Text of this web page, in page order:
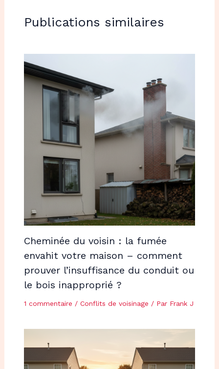
Publications similaires
Cheminée du voisin : la fumée
envahit votre maison – comment
prouver l’insuffisance du conduit ou
le bois inapproprié ?
1 commentaire / Conflits de voisinage / Par Frank J